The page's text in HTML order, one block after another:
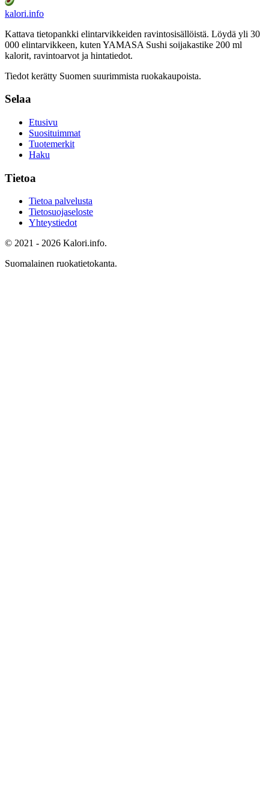
kalori.info
Kattava tietopankki elintarvikkeiden ravintosisällöistä. Löydä yli 30
000 elintarvikkeen, kuten YAMASA Sushi soijakastike 200 ml
kalorit, ravintoarvot ja hintatiedot.
Tiedot kerätty Suomen suurimmista ruokakaupoista.
Selaa
Etusivu
Suosituimmat
Tuotemerkit
Haku
Tietoa
Tietoa palvelusta
Tietosuojaseloste
Yhteystiedot
© 2021 - 2026 Kalori.info.
Suomalainen ruokatietokanta.